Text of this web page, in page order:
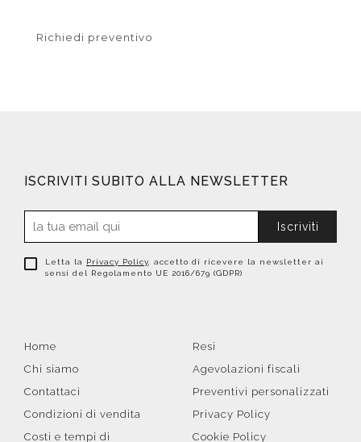
Richiedi preventivo
ISCRIVITI SUBITO ALLA NEWSLETTER
Iscriviti
Letta la Privacy Policy , accetto di ricevere la newsletter ai
sensi del Regolamento UE 2016/679 (GDPR)
Home
Chi siamo
Contattaci
Condizioni di vendita
Costi e tempi di
Resi
Agevolazioni fiscali
Preventivi personalizzati
Privacy Policy
Cookie Policy